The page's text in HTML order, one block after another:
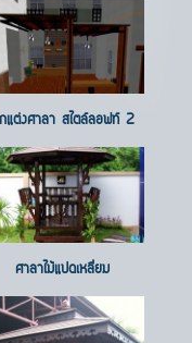
แต่งศาลา สไตล์ลอฟท์ 2
ศาลาไม้แปดเหลี่ยม